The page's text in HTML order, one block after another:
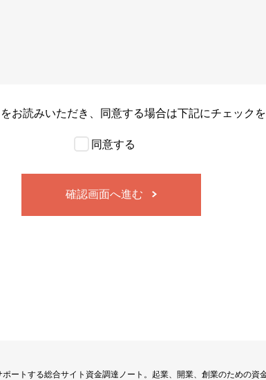
をお読みいただき、同意する場合は下記にチェック
同意する
確認画面へ進む
ポートする総合サイト資金調達ノート。起業、開業、創業のための